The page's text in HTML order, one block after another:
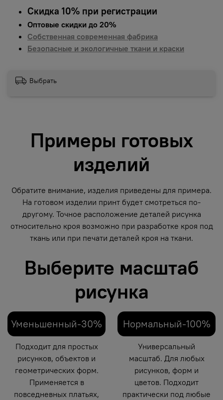
Скидка 10% при регистрации
Оптовые скидки до 20%
Собственная современная фабрика
Безопасные и экологичные ткани и краски
Выбрать
Примеры готовых
изделий
Обратите внимание, изделия приведены для примера.
На готовом изделии принт будет смотреться по-
другому. Точное расположение деталей рисунка
относительно кроя возможно при разработке кроя под
ткань или при печати деталей кроя на ткани.
Выберите масштаб
рисунка
Уменьшенный-30%
Подходит для простых
рисунков, объектов и
геометрических форм.
Применяется в
повседневных платьях,
Нормальный-100%
Универсальный
масштаб. Для любых
рисунков, форм и
цветов. Подходит
практически под любые